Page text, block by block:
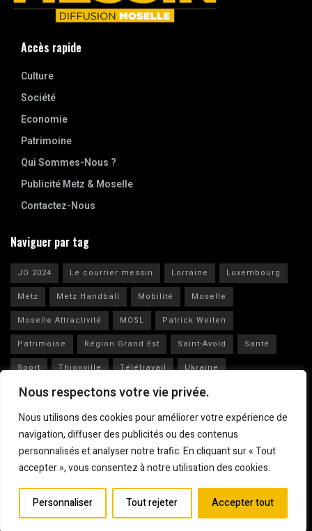
Nous respectons votre vie privée.
Nous utilisons des cookies pour améliorer votre expérience de
navigation, diffuser des publicités ou des contenus
personnalisés et analyser notre trafic. En cliquant sur « Tout
accepter », vous consentez à notre utilisation des cookies.
Personnaliser Tout rejeter Accepter tout
Accès rapide
Culture
Société
Economie
Patrimoine
Qui Sommes-Nous ?
Publicité Metz & Moselle
Contactez-Nous
Naviguer par tag
JO 2024 Le courrier messin Lorraine
Luxembourg
Metz
Metz Handball Mobilité
Moselle
Moselle Attractivité
MOSL
Patrick Weiten
Patrimoine
Région Grand Est Saint-Avold
Santé
Sport
Thionville Télétravail
Ukraine
Vianney Huguenot
Ville de Metz
Mentions légales
© 2023Le Courrier Messin